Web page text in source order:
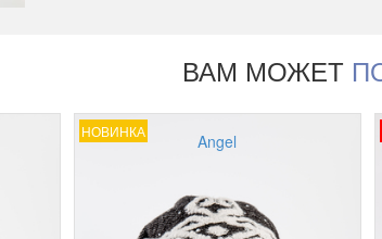
ВАМ МОЖЕТ
НОВИНКА Angel